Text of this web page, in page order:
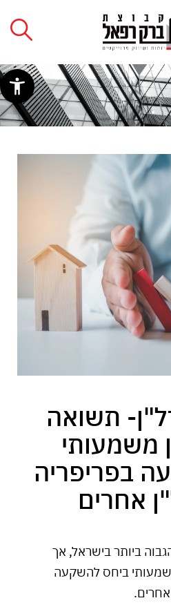
תשואה
משמעותי
בפריפריה
אחרים
ביותר בישראל, אך
ביחס להשקעה
אחרים.